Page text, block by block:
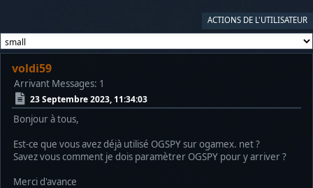
ACTIONS DE L'UTILISATEUR
voldi59
Arrivant Messages: 1
23 Septembre 2023, 11:34:03
Bonjour à tous,
Est-ce que vous avez déjà utilisé OGSPY sur ogamex. net ?
Savez vous comment je dois paramètrer OGSPY pour y arriver ?
Merci d'avance